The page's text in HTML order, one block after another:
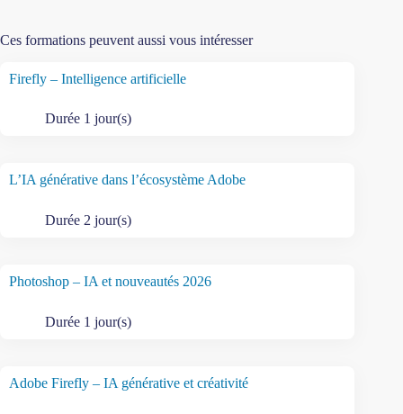
Ces formations peuvent aussi vous intéresser
Firefly – Intelligence artificielle
Durée 1 jour(s)
L’IA générative dans l’écosystème Adobe
Durée 2 jour(s)
Photoshop – IA et nouveautés 2026
Durée 1 jour(s)
Adobe Firefly – IA générative et créativité